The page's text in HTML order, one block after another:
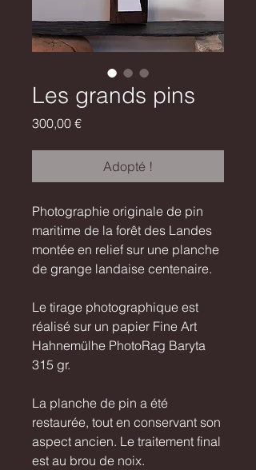
Les grands pins
300,00 €Prix
Adopté !
Photographie originale de pin
maritime de la forêt des Landes
montée en relief sur une planche
de grange landaise centenaire.
Le tirage photographique est
réalisé sur un papier Fine Art
Hahnemülhe PhotoRag Baryta
315 gr.
La planche de pin a été
restaurée, tout en conservant son
aspect ancien. Le traitement final
est au brou de noix.